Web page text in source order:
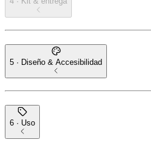
5 · Diseño & Accesibilidad
6 · Uso